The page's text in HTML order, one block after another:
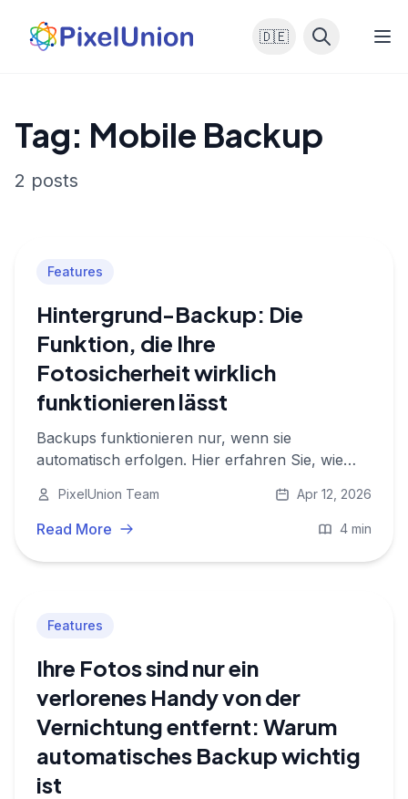
🇩🇪
Tag: Mobile Backup
2 posts
Features
Hintergrund-Backup: Die
Funktion, die Ihre
Fotosicherheit wirklich
funktionieren lässt
Backups funktionieren nur, wenn sie
automatisch erfolgen. Hier erfahren Sie, wie
automatisch sicher hält und wie Sie
sicherstellen, dass es auf Ihrem Gerät läuft.
PixelUnion Team Apr 12, 2026
Read More 4 min
Features
Ihre Fotos sind nur ein
verlorenes Handy von der
Vernichtung entfernt: Warum
automatisches Backup wichtig
ist